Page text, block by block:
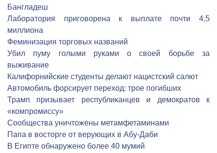
Бангладеш
Лаборатория приговорена к выплате почти 4,5
миллиона
Феминизация торговых названий
Убил пуму голыми руками о своей борьбе за
выживание
Калифорнийские студенты делают нацистский салют
Автомобиль форсирует переход: трое погибших
Трамп призывает республиканцев и демократов к
«компромиссу»
Сообщества уничтожены метамфетаминами
Папа в восторге от верующих в Абу-Даби
В Египте обнаружено более 40 мумий